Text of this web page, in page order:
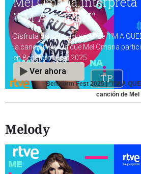
Benidorm Fest 2025 | "I'M A
canción de Mel
Melody